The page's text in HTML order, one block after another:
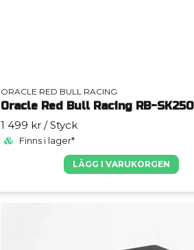
ORACLE RED BULL RACING
Oracle Red Bull Racing RB-SK250
1 499 kr / Styck
Finns i lager*
LÄGG I VARUKORGEN